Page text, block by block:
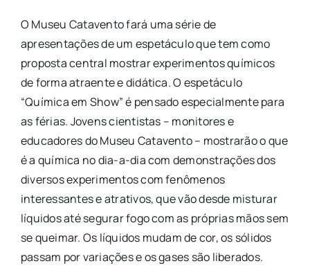
O Museu Catavento fará uma série de
apresentações de um espetáculo que tem como
proposta central mostrar experimentos químicos
de forma atraente e didática. O espetáculo
“Química em Show” é pensado especialmente para
as férias. Jovens cientistas – monitores e
educadores do Museu Catavento – mostrarão o que
é a química no dia-a-dia com demonstrações dos
diversos experimentos com fenômenos
interessantes e atrativos, que vão desde misturar
líquidos até segurar fogo com as próprias mãos sem
se queimar. Os líquidos mudam de cor, os sólidos
passam por variações e os gases são liberados.